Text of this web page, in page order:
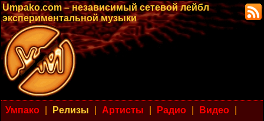
Umpako.com – независимый сетевой лейбл
экспериментальной музыки
Умпако Релизы Артисты Радио Видео